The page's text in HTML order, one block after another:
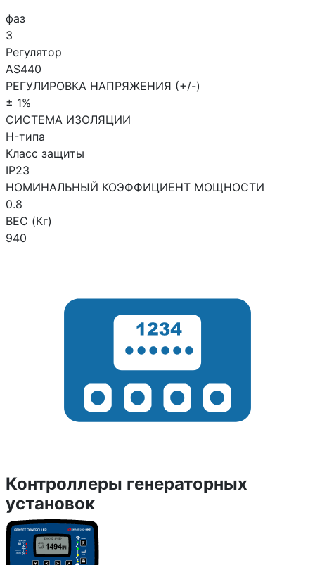
фаз
3
Регулятор
AS440
РЕГУЛИРОВКА НАПРЯЖЕНИЯ (+/-)
± 1%
СИСТЕМА ИЗОЛЯЦИИ
H-типа
Класс защиты
IP23
НОМИНАЛЬНЫЙ КОЭФФИЦИЕНТ МОЩНОСТИ
0.8
ВЕС (Кг)
940
Контроллеры генераторных
установок